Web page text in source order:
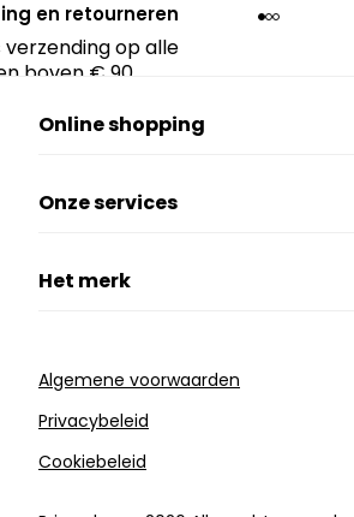
en retourneren
op alle
boven € 90.
Online shopping
Onze services
Het merk
Algemene voorwaarden
Privacybeleid
Cookiebeleid